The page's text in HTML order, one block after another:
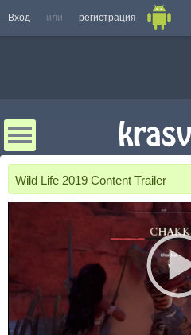
Вход или регистрация
Wild Life 2019 Content Trailer